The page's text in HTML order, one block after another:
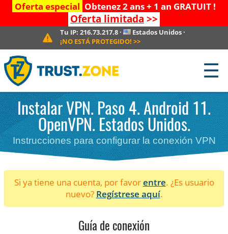
Oferta especial Obtenez 2 ans + 1 an GRATUIT !
Oferta limitada >>
Tu IP: 216.73.217.8· Estados Unidos ·
¡NO ESTÁ PROTEGIDO! >>
☰
Instalar VPN. Paso 4. Android 11.
OpenVPN. Estados Unidos.
Instrucciones para configurar la conexión VPN
Si ya tiene una cuenta, por favorentre. ¿Es usuario
nuevo? Regístrese aquí.
Guía de conexión